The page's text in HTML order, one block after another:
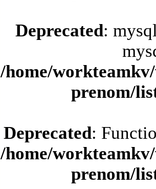
Deprecated:
/home/
prenom/
Deprecated:
/home/
prenom/